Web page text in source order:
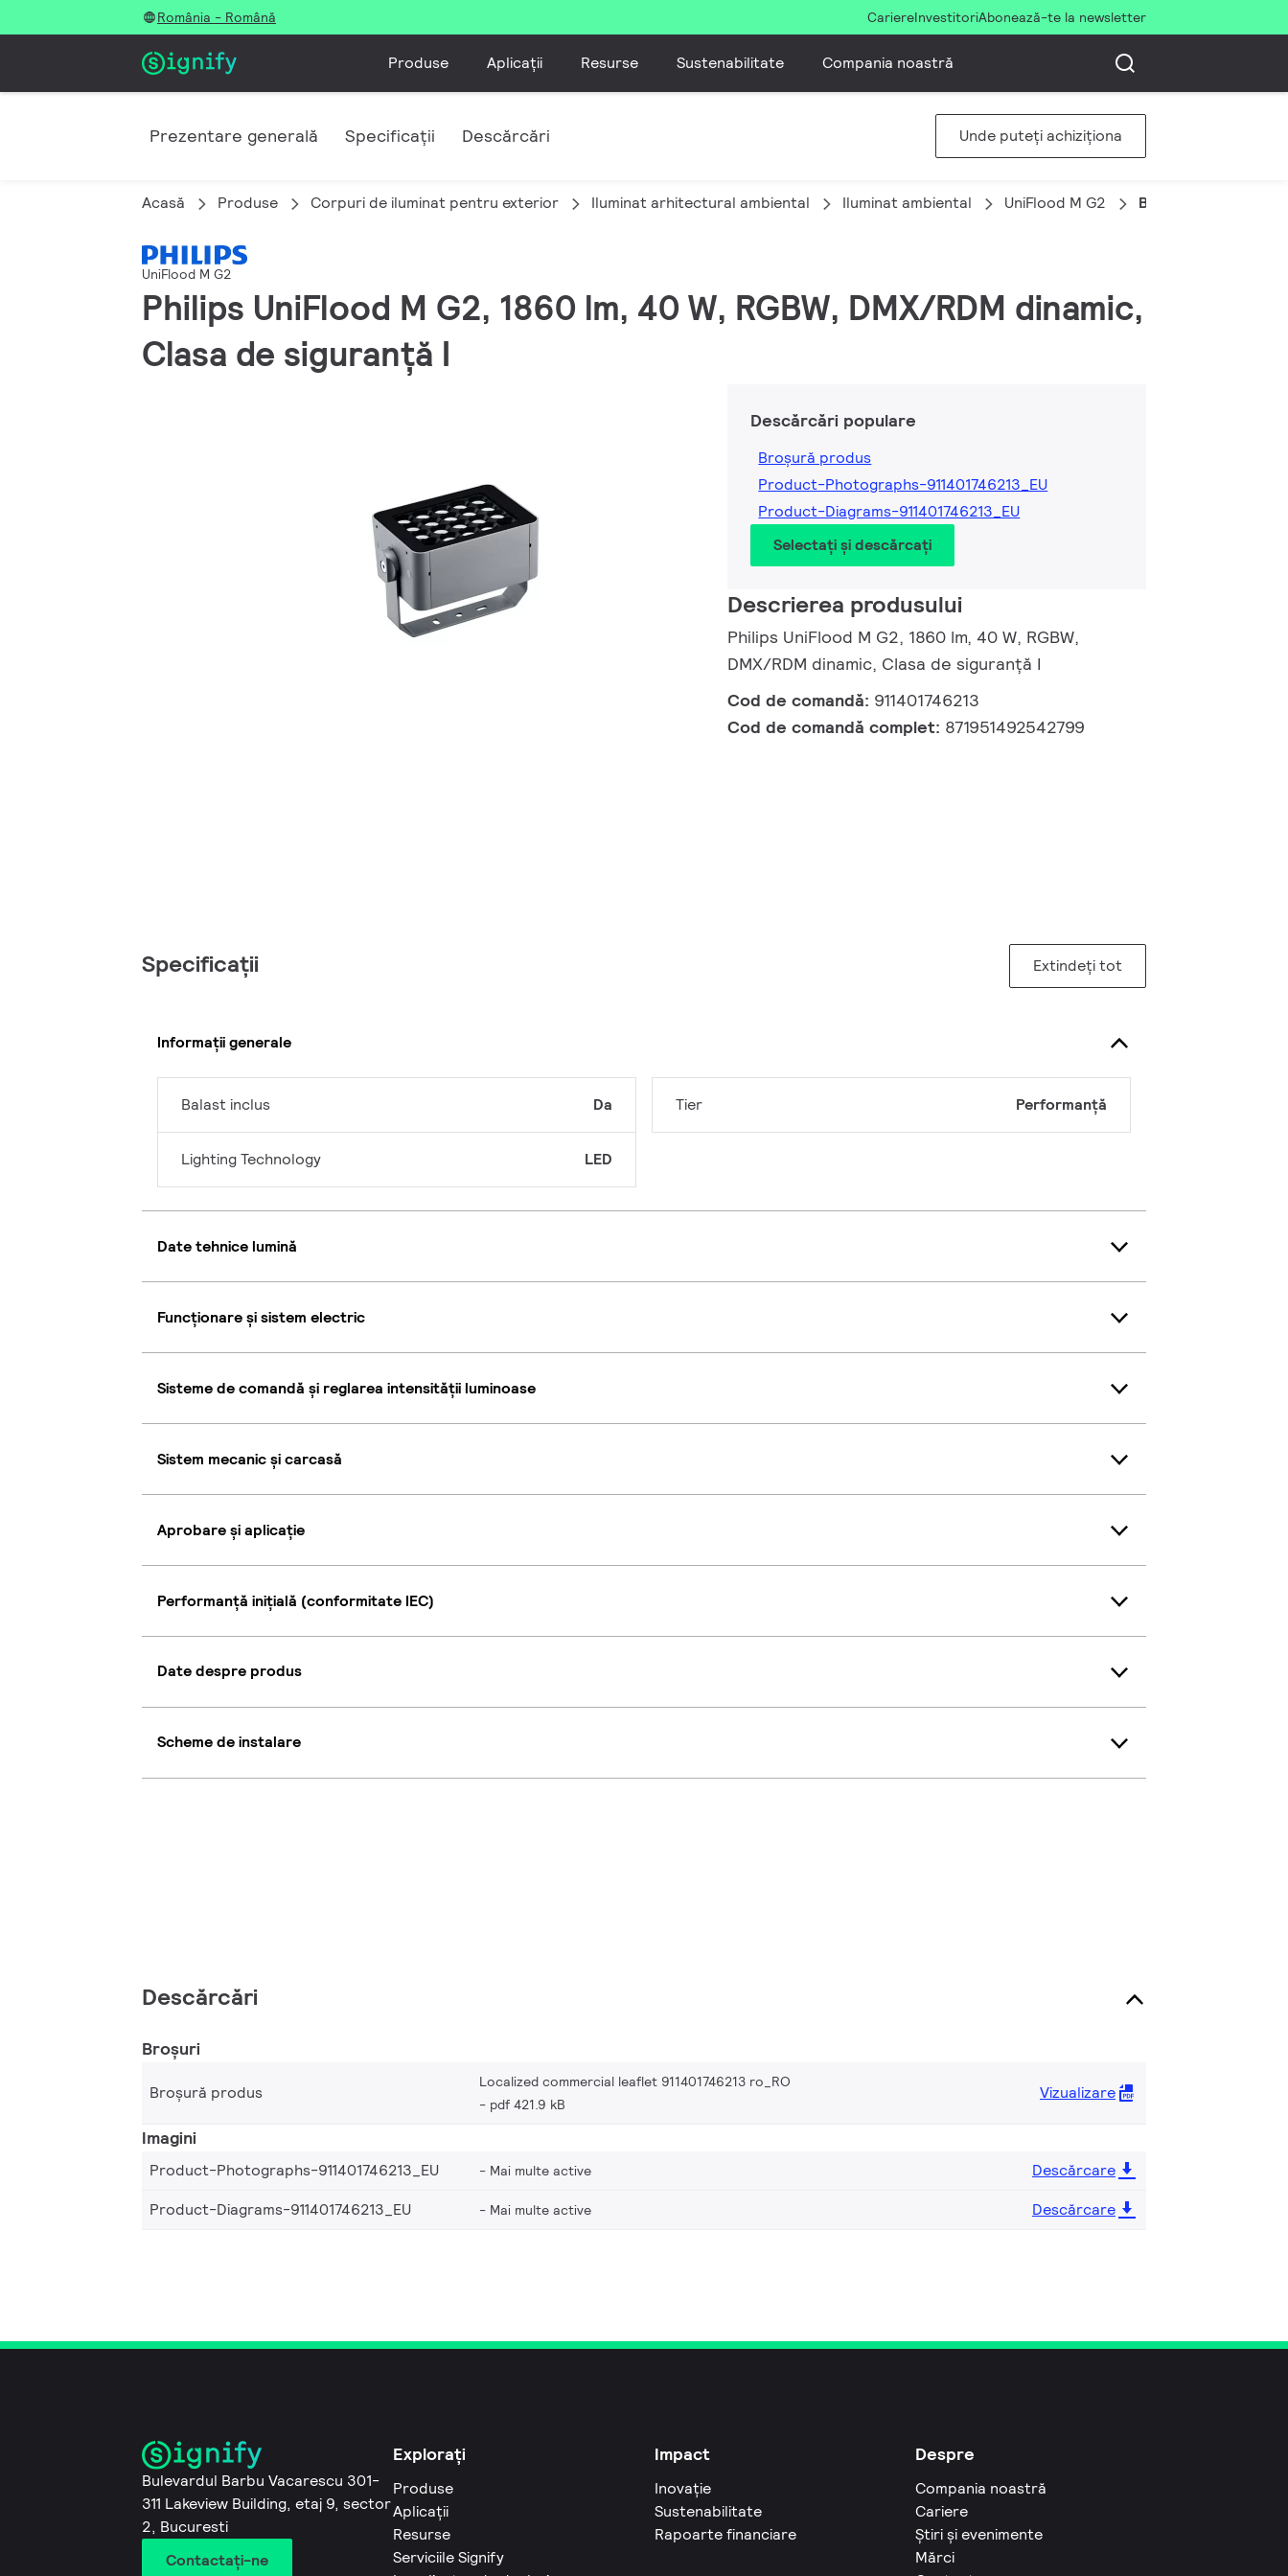
România - Română CariereInvestitoriAbonează-te la newsletter
Produse Aplicații Resurse Sustenabilitate Compania noastră
Prezentare generală Specificații Descărcări Unde puteți achiziționa
Acasă Produse Corpuri de iluminat pentru exterior Iluminat arhitectural ambiental Iluminat ambiental UniFlood M G2 BVP353 20LED
UniFlood M G2
Philips UniFlood M G2, 1860 lm, 40 W, RGBW, DMX/RDM dinamic,
Clasa de siguranță I
Descărcări populare
Broșură produs
Product-Photographs-911401746213_EU
Product-Diagrams-911401746213_EU
Selectați și descărcați
Descrierea produsului
Philips UniFlood M G2, 1860 lm, 40 W, RGBW,
DMX/RDM dinamic, Clasa de siguranță I
Cod de comandă: 911401746213
Cod de comandă complet: 871951492542799
Specificații Extindeți tot
Informații generale
Balast inclus Da
Lighting Technology LED
Tier Performanță
Date tehnice lumină
Funcționare și sistem electric
Sisteme de comandă și reglarea intensității luminoase
Sistem mecanic și carcasă
Aprobare și aplicație
Performanță inițială (conformitate IEC)
Date despre produs
Scheme de instalare
Descărcări
Broșuri
Broșură produs
Localized commercial leaflet 911401746213 ro_RO
pdf 421.9 kB
Vizualizare
Imagini
Product-Photographs-911401746213_EU Mai multe active
Descărcare
Product-Diagrams-911401746213_EU
Mai multe active Descărcare
Bulevardul Barbu Vacarescu 301-
311 Lakeview Building, etaj 9, sector
2, Bucuresti
Contactaţi-ne
Explorați
Produse
Aplicații
Resurse
Serviciile Signify
Impact
Inovație
Sustenabilitate
Rapoarte financiare
Despre
Compania noastră
Cariere
Știri și evenimente
Mărci